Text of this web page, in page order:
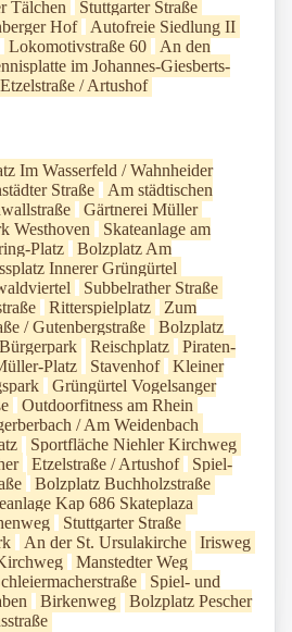
Tälchen
Stuttgarter Straße
Hof
Autofreie Siedlung II
Lokomotivstraße 60
An den
im Johannes-Giesberts-
Etzelstraße / Artushof
Im Wasserfeld / Wahnheider
Straße
Am städtischen
Gärtnerei Müller
Westhoven
Skateanlage am
Platz
Bolzplatz Am
Innerer Grüngürtel
Subbelrather Straße
Ritterspielplatz
Zum
/ Gutenbergstraße
Bolzplatz
Reischplatz
Piraten-
Platz
Stavenhof
Kleiner
Grüngürtel Vogelsanger
Outdoorfitness am Rhein
/ Am Weidenbach
Sportfläche Niehler Kirchweg
Etzelstraße / Artushof
Spiel-
Bolzplatz Buchholzstraße
Kap 686 Skateplaza
Stuttgarter Straße
An der St. Ursulakirche
Irisweg
Manstedter Weg
Spiel- und
Birkenweg
Bolzplatz Pescher